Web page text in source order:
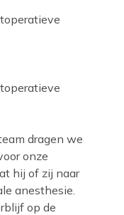
dragen we
onze
hij of zij naar
anesthesie.
op de